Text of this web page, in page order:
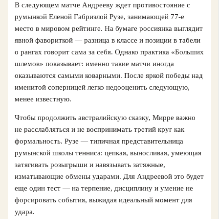
В следующем матче Андрееву ждет противостояние с
румынкой Еленой Габриэлой Рузе, занимающей 77-е
место в мировом рейтинге. На бумаге россиянка выглядит
явной фавориткой — разница в классе и позиции в табели
о рангах говорит сама за себя. Однако практика «Больших
шлемов» показывает: именно такие матчи иногда
оказываются самыми коварными. После яркой победы над
именитой соперницей легко недооценить следующую,
менее известную.
Чтобы продолжить австралийскую сказку, Мирре важно
не расслабляться и не воспринимать третий круг как
формальность. Рузе — типичная представительница
румынской школы тенниса: цепкая, выносливая, умеющая
затягивать розыгрыши и навязывать затяжные,
изматывающие обмены ударами. Для Андреевой это будет
еще один тест — на терпение, дисциплину и умение не
форсировать события, выжидая идеальный момент для
удара.